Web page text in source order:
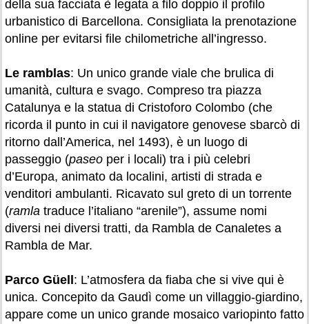
della sua facciata è legata a filo doppio il profilo
urbanistico di Barcellona. Consigliata la prenotazione
online per evitarsi file chilometriche all’ingresso.
Le ramblas: Un unico grande viale che brulica di
umanità, cultura e svago. Compreso tra piazza
Catalunya e la statua di Cristoforo Colombo (che
ricorda il punto in cui il navigatore genovese sbarcò di
ritorno dall’America, nel 1493), è un luogo di
passeggio (paseo per i locali) tra i più celebri
d’Europa, animato da localini, artisti di strada e
venditori ambulanti. Ricavato sul greto di un torrente
(ramla traduce l’italiano “arenile”), assume nomi
diversi nei diversi tratti, da Rambla de Canaletes a
Rambla de Mar.
Parco Güell : L’atmosfera da fiaba che si vive qui è
unica. Concepito da Gaudì come un villaggio-giardino,
appare come un unico grande mosaico variopinto fatto